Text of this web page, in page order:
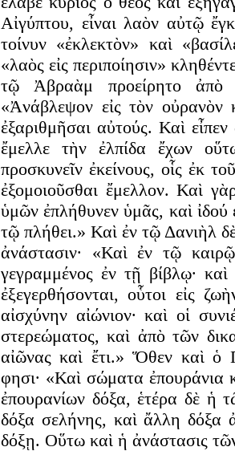
Αἰγύπτου, εἶναι λαὸν αὐτῷ
τοίνυν «ἐκλεκτὸν» καὶ
«λαὸς εἰς περιποίησιν»
τῷ Ἀβραὰμ προείρητο ἀπὸ
«Ἀνάβλεψον εἰς τὸν οὐρανὸν
ἐξαριθμῆσαι αὐτούς. Καὶ
ἔμελλε τὴν ἐλπίδα ἔχων
προσκυνεῖν ἐκείνους, οἷς ἐκ
ἐξομοιοῦσθαι ἔμελλον. Καὶ
ὑμῶν ἐπλήθυνεν ὑμᾶς, καὶ
τῷ πλήθει.» Καὶ ἐν τῷ Δανιὴλ
ἀνάστασιν· «Καὶ ἐν τῷ
γεγραμμένος ἐν τῇ βίβλῳ·
ἐξεγερθήσονται, οὗτοι εἰς
αἰσχύνην αἰώνιον· καὶ οἱ
στερεώματος, καὶ ἀπὸ τῶν
αἰῶνας καὶ ἔτι.» Ὅθεν καὶ ὁ
φησι· «Καὶ σώματα ἐπουράνια
ἐπουρανίων δόξα, ἑτέρα δὲ ἡ
δόξα σελήνης, καὶ ἄλλη δόξα
δόξῃ. Οὕτω καὶ ἡ ἀνάστασις